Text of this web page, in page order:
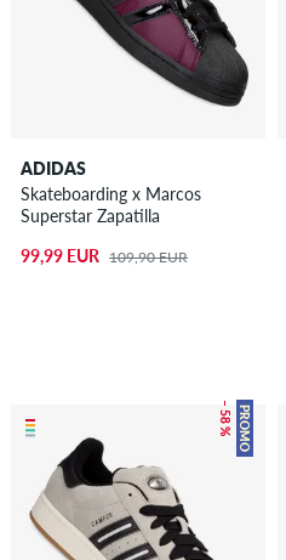
ADIDAS
Skateboarding x Marcos
Superstar Zapatilla
99,99 EUR 109,90 EUR
PROMO
– 58 %